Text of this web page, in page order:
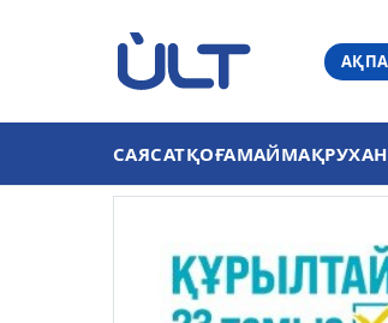
САЯСАТҚОҒАМАЙМАҚ